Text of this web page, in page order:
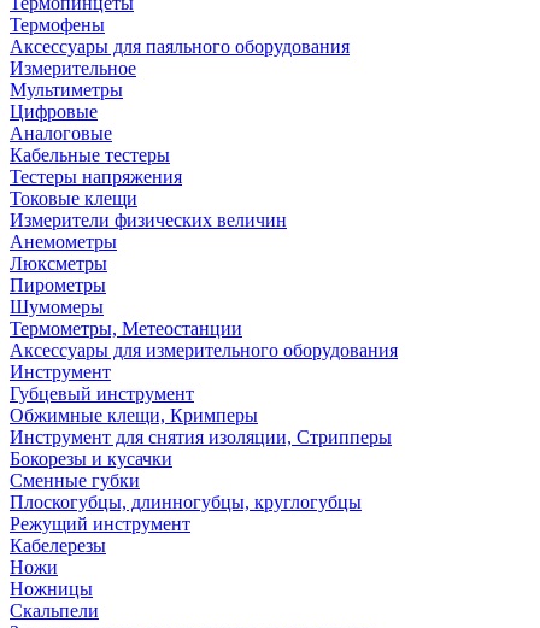
Термофены
Аксессуары для паяльного оборудования
Измерительное
Мультиметры
Цифровые
Аналоговые
Кабельные тестеры
Тестеры напряжения
Токовые клещи
Измерители физических величин
Анемометры
Люксметры
Пирометры
Шумомеры
Термометры, Метеостанции
Аксессуары для измерительного оборудования
Инструмент
Губцевый инструмент
Обжимные клещи, Кримперы
Инструмент для снятия изоляции, Стрипперы
Бокорезы и кусачки
Сменные губки
Плоскогубцы, длинногубцы, круглогубцы
Режущий инструмент
Кабелерезы
Ножи
Ножницы
Скальпели